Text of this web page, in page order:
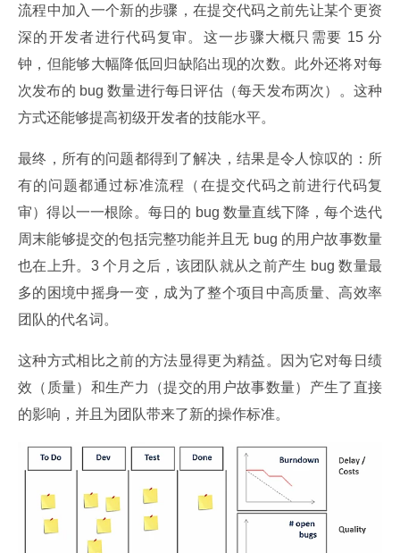
流程中加入一个新的步骤，在提交代码之前先让某个更资
深的开发者进行代码复审。这一步骤大概只需要 15 分
钟，但能够大幅降低回归缺陷出现的次数。此外还将对每
次发布的 bug 数量进行每日评估（每天发布两次）。这种
方式还能够提高初级开发者的技能水平。
最终，所有的问题都得到了解决，结果是令人惊叹的：所
有的问题都通过标准流程（在提交代码之前进行代码复
审）得以一一根除。每日的 bug 数量直线下降，每个迭代
周末能够提交的包括完整功能并且无 bug 的用户故事数量
也在上升。3 个月之后，该团队就从之前产生 bug 数量最
多的困境中摇身一变，成为了整个项目中高质量、高效率
团队的代名词。
这种方式相比之前的方法显得更为精益。因为它对每日绩
效（质量）和生产力（提交的用户故事数量）产生了直接
的影响，并且为团队带来了新的操作标准。